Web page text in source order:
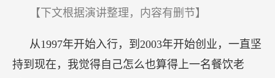
【下文根据演讲整理，内容有删节】
从1997年开始入行，到2003年开始创业，一直坚
持到现在，我觉得自己怎么也算得上一名餐饮老